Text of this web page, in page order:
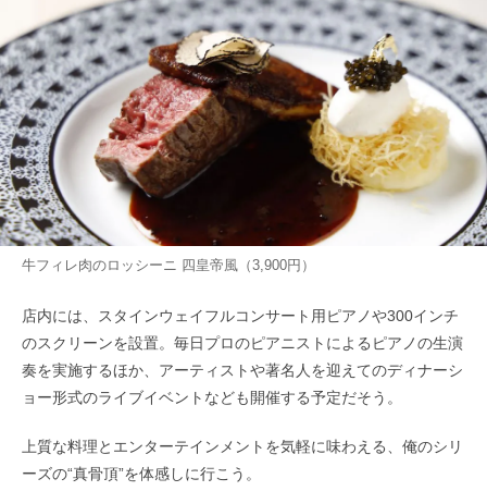
牛フィレ肉のロッシーニ 四皇帝風（3,900円）
店内には、スタインウェイフルコンサート用ピアノや300インチ
のスクリーンを設置。毎日プロのピアニストによるピアノの生演
奏を実施するほか、アーティストや著名人を迎えてのディナーシ
ョー形式のライブイベントなども開催する予定だそう。
上質な料理とエンターテインメントを気軽に味わえる、俺のシリ
ーズの“真骨頂”を体感しに行こう。